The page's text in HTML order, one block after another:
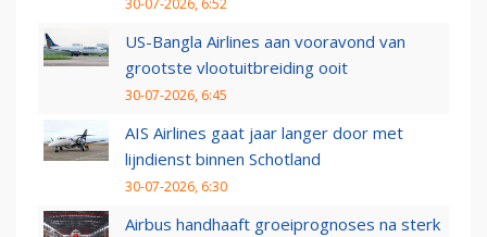
30-07-2026, 6:52
US-Bangla Airlines aan vooravond van
grootste vlootuitbreiding ooit
30-07-2026, 6:45
AIS Airlines gaat jaar langer door met
lijndienst binnen Schotland
30-07-2026, 6:30
Airbus handhaaft groeiprognoses na sterk